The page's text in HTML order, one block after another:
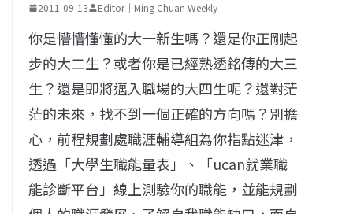
2011-09-13 Editor｜Ming Chuan Weekly
你是懵懵懂懂的大一新生嗎？還是你正剛起
步的大二生？或者你是已經熟透銘傳的大三
生？還是即將邁入職場的大四生呢？還對茫
茫的未來，找不到一個正確的方向嗎？別擔
心，前程規劃處職涯輔導組為你指點迷津，
透過「大學生職能量表」、「ucan就業職
能診斷平台」線上測驗你的職能，並能規劃